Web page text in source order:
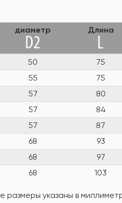
диаметр Длина
50 75
55 75
57 80
57 84
57 87
68 93
68 97
68 103
указаны в